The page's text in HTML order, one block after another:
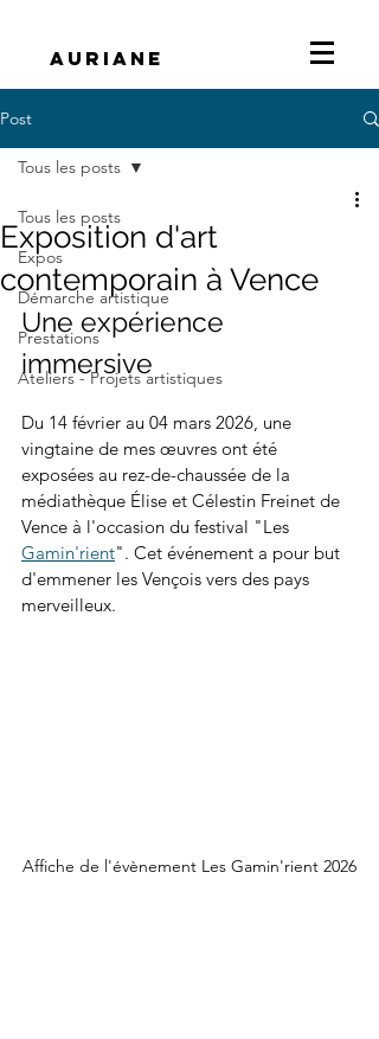
Auriane
Post
Tous les posts
Expos
Démarche artistique
Prestations
Ateliers - Projets artistiques
Tous les posts
Exposition d'art
contemporain à Vence
Une expérience
immersive
Du 14 février au 04 mars 2026, une
vingtaine de mes œuvres ont été
exposées au rez-de-chaussée de la
médiathèque Élise et Célestin Freinet de
Vence à l'occasion du festival "Les
Gamin'rient". Cet événement a pour but
d'emmener les Vençois vers des pays
merveilleux.
Affiche de l'évènement Les Gamin'rient 2026